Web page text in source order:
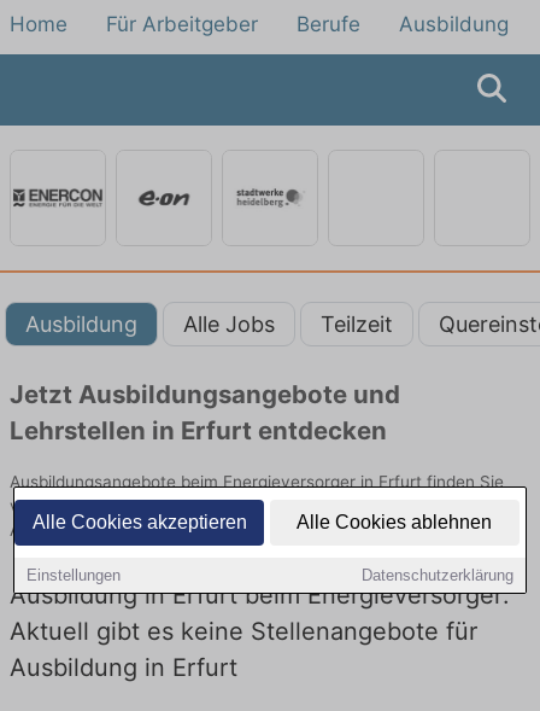
Alle Cookies akzeptieren Alle Cookies ablehnen
Einstellungen Datenschutzerklärung
Home Für Arbeitgeber Berufe Ausbildung
Ausbildung Alle Jobs Teilzeit
Jetzt Ausbildungsangebote und
Lehrstellen in Erfurt entdecken
Ausbildungsangebote beim Energieversorger in Erfurt finden Sie
von namhaften Firmen. Entdecken Sie freie Optionen von Top-
Arbeitgebern und bewerben Sie sich noch heute.
Ausbildung in Erfurt beim Energieversorger:
Aktuell gibt es keine Stellenangebote für
Ausbildung in Erfurt